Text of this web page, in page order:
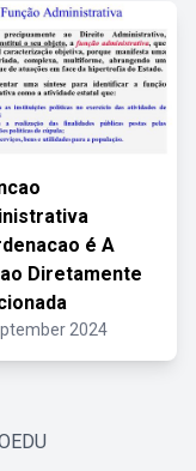
é A
Diretamente
2024